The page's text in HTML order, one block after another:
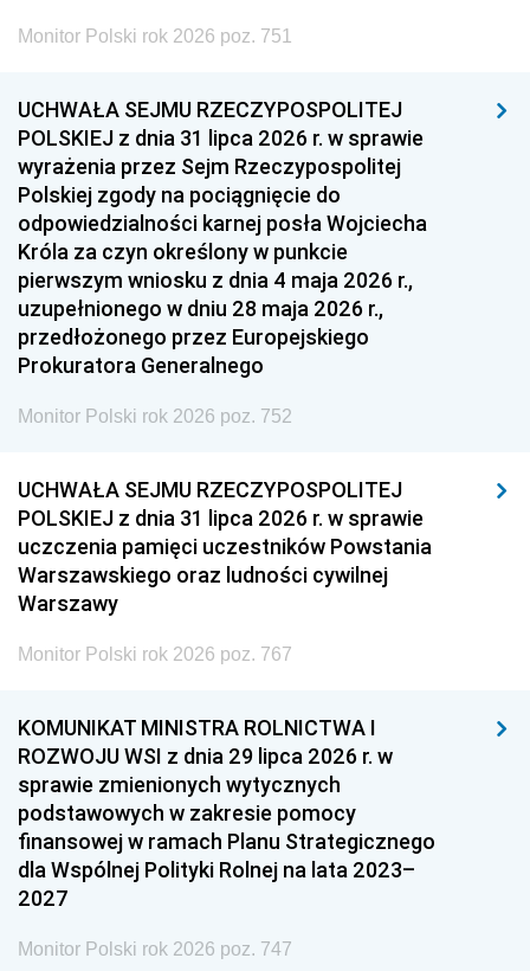
Monitor Polski rok 2026 poz. 751
UCHWAŁA SEJMU RZECZYPOSPOLITEJ
POLSKIEJ z dnia 31 lipca 2026 r. w sprawie
wyrażenia przez Sejm Rzeczypospolitej
Polskiej zgody na pociągnięcie do
odpowiedzialności karnej posła Wojciecha
Króla za czyn określony w punkcie
pierwszym wniosku z dnia 4 maja 2026 r.,
uzupełnionego w dniu 28 maja 2026 r.,
przedłożonego przez Europejskiego
Prokuratora Generalnego
Monitor Polski rok 2026 poz. 752
UCHWAŁA SEJMU RZECZYPOSPOLITEJ
POLSKIEJ z dnia 31 lipca 2026 r. w sprawie
uczczenia pamięci uczestników Powstania
Warszawskiego oraz ludności cywilnej
Warszawy
Monitor Polski rok 2026 poz. 767
KOMUNIKAT MINISTRA ROLNICTWA I
ROZWOJU WSI z dnia 29 lipca 2026 r. w
sprawie zmienionych wytycznych
podstawowych w zakresie pomocy
finansowej w ramach Planu Strategicznego
dla Wspólnej Polityki Rolnej na lata 2023–
2027
Monitor Polski rok 2026 poz. 747